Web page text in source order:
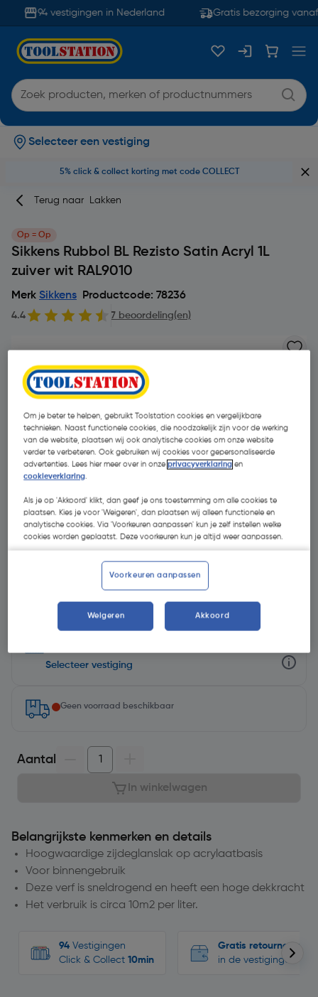
94 vestigingen in Nederland Gratis bezorging vanaf
Selecteer een vestiging
5% click & collect korting met code COLLECT
Terug naar Lakken
Op = Op
Sikkens Rubbol BL Rezisto Satin Acryl 1L
zuiver wit RAL9010
Merk Sikkens Productcode: 78236
4.4 7 beoordeling(en)
Selecteer vestiging
Geen voorraad beschikbaar
Aantal
In winkelwagen
Belangrijkste kenmerken en details
Hoogwaardige zijdeglanslak op acrylaatbasis
Voor binnengebruik
Deze verf is sneldrogend en heeft een hoge dekkracht
Het verbruik is circa 10m2 per liter.
94 Vestigingen
Click & Collect 10min
Gratis retourneren
in de vestigingen
Om je beter te helpen, gebruikt Toolstation cookies en vergelijkbare
technieken. Naast functionele cookies, die noodzakelijk zijn voor de werking
van de website, plaatsen wij ook analytische cookies om onze website
verder te verbeteren. Ook gebruiken wij cookies voor gepersonaliseerde
advertenties. Lees hier meer over in onzeprivacyverklaring en
cookieverklaring.
Als je op 'Akkoord' klikt, dan geef je ons toestemming om alle cookies te
plaatsen. Kies je voor 'Weigeren', dan plaatsen wij alleen functionele en
analytische cookies. Via 'Voorkeuren aanpassen' kun je zelf instellen welke
cookies worden geplaatst. Deze voorkeuren kun je altijd weer aanpassen.
Voorkeuren aanpassen
Weigeren Akkoord